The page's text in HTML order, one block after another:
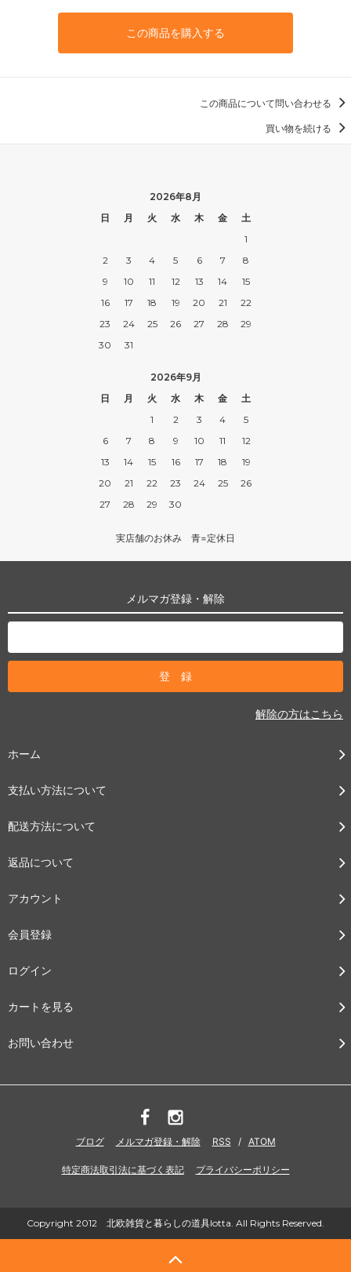
この商品を購入する
この商品について問い合わせる
買い物を続ける
2026年8月
日
月 火 水 木 金
土
1
2
3 4 5 6 7
8
9
10 11 12 13 14
15
16
17 18 19 20 21
22
23
24 25 26 27 28
29
30
31
2026年9月
日
月 火 水 木 金
土
1
2 3 4
5
6
7 8 9 10 11
12
13
14 15 16 17 18
19
20
21 22 23 24 25
26
27
28 29 30
実店舗のお休み 青=定休日
メルマガ登録・解除
解除の方はこちら
ホーム
支払い方法について
配送方法について
返品について
アカウント
会員登録
ログイン
カートを見る
お問い合わせ
ブログ メルマガ登録・解除 RSS / ATOM
特定商法取引法に基づく表記 プライバシーポリシー
Copyright 2012 北欧雑貨と暮らしの道具lotta. All Rights Reserved.